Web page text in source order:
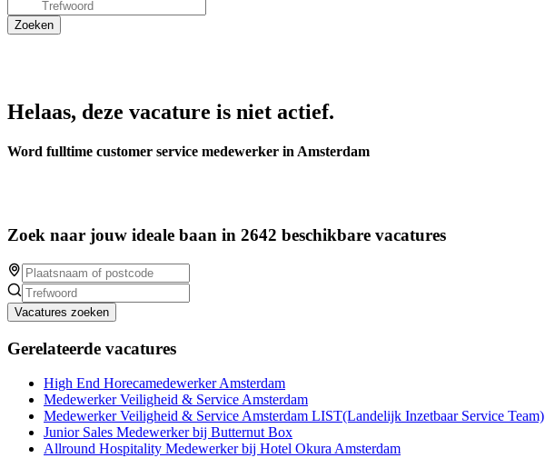
Helaas, deze vacature is niet actief.
Word fulltime customer service medewerker in Amsterdam
Zoek naar jouw ideale baan in 2642 beschikbare vacatures
Vacatures zoeken
Gerelateerde vacatures
High End Horecamedewerker Amsterdam
Medewerker Veiligheid & Service Amsterdam
Medewerker Veiligheid & Service Amsterdam LIST(Landelijk Inzetbaar Service Team)
Junior Sales Medewerker bij Butternut Box
Allround Hospitality Medewerker bij Hotel Okura Amsterdam